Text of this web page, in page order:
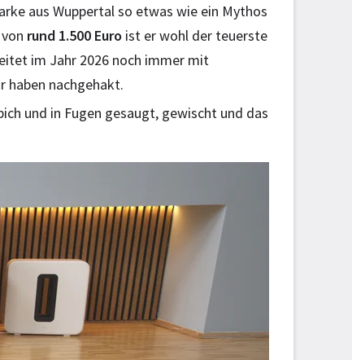
aus Wuppertal so etwas wie ein Mythos
rund 1.500 Euro ist er wohl der teuerste
im Jahr 2026 noch immer mit
haben nachgehakt.
und in Fugen gesaugt, gewischt und das